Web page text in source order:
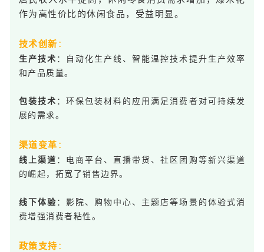
作为高性价比的休闲食品，受益明显。
技术创新 ：
生产技术 ：自动化生产线、智能温控技术提升生产效率
和产品质量。
包装技术 ：环保包装材料的应用满足消费者对可持续发
展的需求。
渠道变革 ：
线上渠道 ：电商平台、直播带货、社区团购等新兴渠道
的崛起，拓宽了销售边界。
线下体验：影院、购物中心、主题店等场景的体验式消
费增强消费者粘性。
政策支持 ：